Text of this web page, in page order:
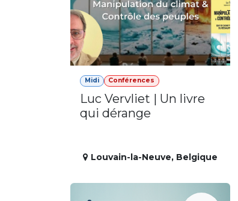
Midi Conférences
Luc Vervliet | Un livre
qui dérange
Louvain-la-Neuve, Belgique